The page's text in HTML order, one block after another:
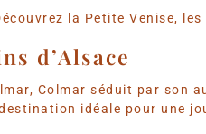
la Petite Venise,
d’Alsace
Colmar séduit par son
idéale pour une